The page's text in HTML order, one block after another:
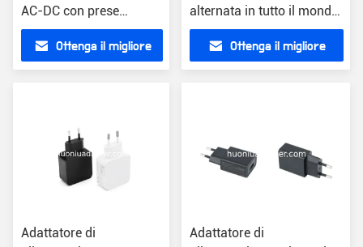
AC-DC con prese
intercambiabili e
connettore ottico
universale
Ottenga il migliore
alternata in tutto il mondo
con aggiornamento
wireless connettore ottico
universale UE US UK AU
Ottenga il migliore
Adattatore di
Adattatore di